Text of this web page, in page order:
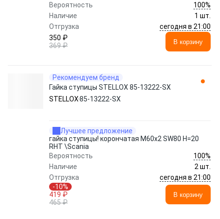
Вероятность
100%
Наличие
1 шт.
Отгрузка
сегодня в 21:00
350 ₽
369 ₽
В корзину
Рекомендуем бренд
Гайка ступицы STELLOX 85-13222-SX
STELLOX85-13222-SX
Лучшее предложение
гайка ступицы! корончатая M60x2 SW80 H=20
RHT \Scania
Вероятность
100%
Наличие
2 шт.
Отгрузка
сегодня в 21:00
-10%
419 ₽
465 ₽
В корзину